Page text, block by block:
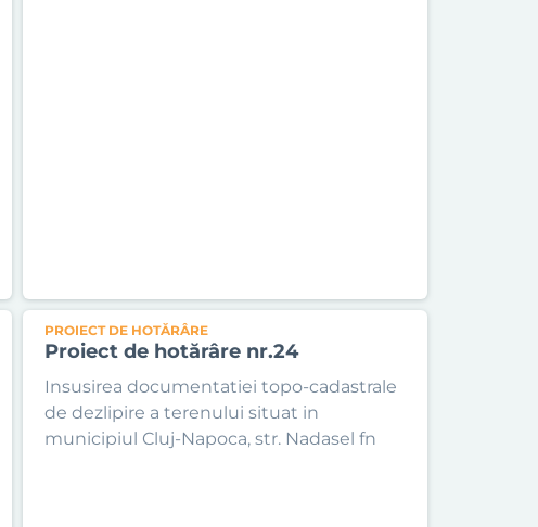
PROIECT DE HOTĂRÂRE
Proiect de hotărâre nr.24
Insusirea documentatiei topo-cadastrale
de dezlipire a terenului situat in
municipiul Cluj-Napoca, str. Nadasel fn